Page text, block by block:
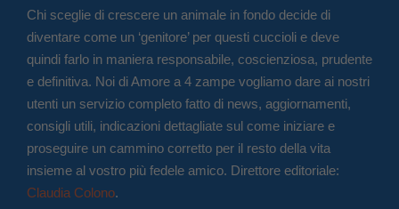
Chi sceglie di crescere un animale in fondo decide di
diventare come un ‘genitore’ per questi cuccioli e deve
quindi farlo in maniera responsabile, coscienziosa, prudente
e definitiva. Noi di Amore a 4 zampe vogliamo dare ai nostri
utenti un servizio completo fatto di news, aggiornamenti,
consigli utili, indicazioni dettagliate sul come iniziare e
proseguire un cammino corretto per il resto della vita
insieme al vostro più fedele amico. Direttore editoriale:
Claudia Colono.